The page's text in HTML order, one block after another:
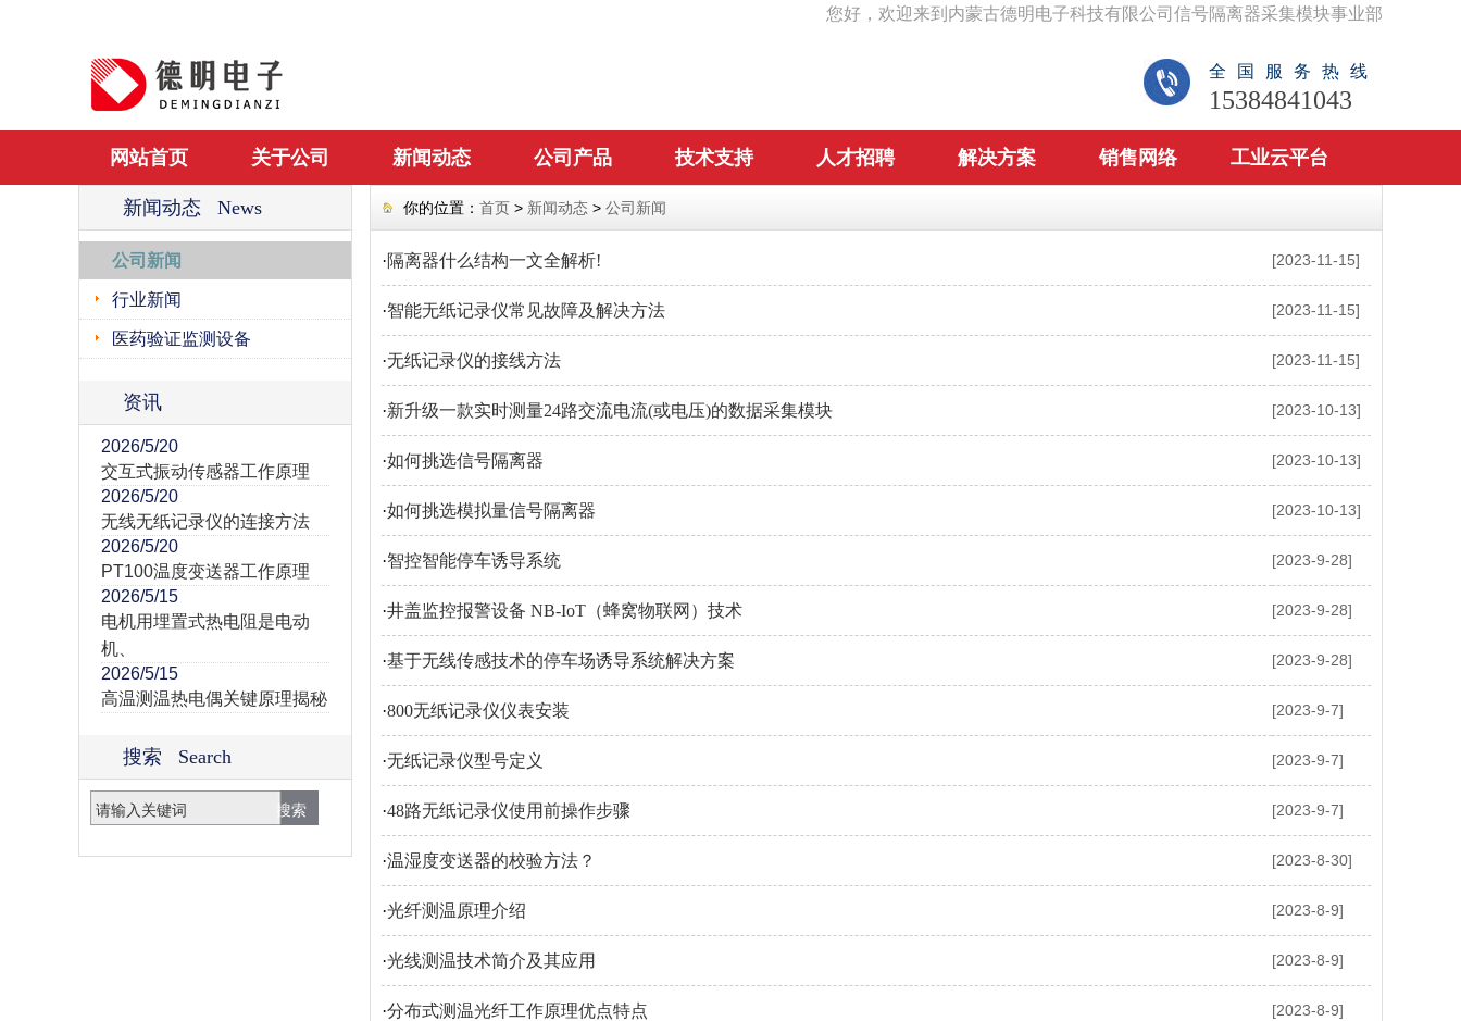
您好，欢迎来到内蒙古德明电子科技有限公司信号隔离器采集模块事业部
全国服务热线
15384841043
网站首页 关于公司 新闻动态 公司产品 技术支持 人才招聘 解决方案 销售网络 工业云平台
新闻动态 News
公司新闻
行业新闻
医药验证监测设备
资讯
2026/5/20
交互式振动传感器工作原理
2026/5/20
无线无纸记录仪的连接方法
2026/5/20
PT100温度变送器工作原理
2026/5/15
电机用埋置式热电阻是电动
机、
2026/5/15
高温测温热电偶关键原理揭秘
搜索 Search
你的位置： 首页 > 新闻动态 > 公司新闻
·隔离器什么结构一文全解析! [2023-11-15]
·智能无纸记录仪常见故障及解决方法 [2023-11-15]
·无纸记录仪的接线方法 [2023-11-15]
·新升级一款实时测量24路交流电流(或电压)的数据采集模块 [2023-10-13]
·如何挑选信号隔离器 [2023-10-13]
·如何挑选模拟量信号隔离器 [2023-10-13]
·智控智能停车诱导系统 [2023-9-28]
·井盖监控报警设备 NB-IoT（蜂窝物联网）技术 [2023-9-28]
·基于无线传感技术的停车场诱导系统解决方案 [2023-9-28]
·800无纸记录仪仪表安装 [2023-9-7]
·无纸记录仪型号定义 [2023-9-7]
·48路无纸记录仪使用前操作步骤 [2023-9-7]
·温湿度变送器的校验方法？ [2023-8-30]
·光纤测温原理介绍 [2023-8-9]
·光线测温技术简介及其应用 [2023-8-9]
·分布式测温光纤工作原理优点特点 [2023-8-9]